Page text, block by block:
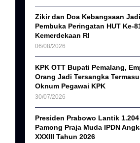
Zikir dan Doa Kebangsaan Jadi
Pembuka Peringatan HUT Ke-
Kemerdekaan RI
06/08/2026
KPK OTT Bupati Pemalang,
Orang Jadi Tersangka
Oknum Pegawai KPK
30/07/2026
Presiden Prabowo Lantik 1.204
Pamong Praja Muda IPDN
XXXIII Tahun 2026